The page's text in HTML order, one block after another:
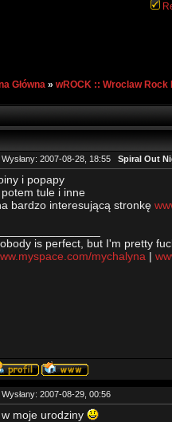
Główna » wROCK :: Wroclaw Rock
Wysłany: 2007-08-28, 18:55 Spiral Out
i popapy
tule i inne
bardzo interesującą stronkę
is perfect, but I'm pretty
mychalyna |
Wysłany: 2007-08-29, 00:56
moje urodziny